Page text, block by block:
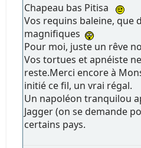
Chapeau bas Pitisa
Vos requins baleine, que
magnifiques
Pour moi, juste un rêve
Vos tortues et apnéiste
reste.Merci encore à
initié ce fil, un vrai régal.
Un napoléon tranquilou
Jagger (on se demande
certains pays.